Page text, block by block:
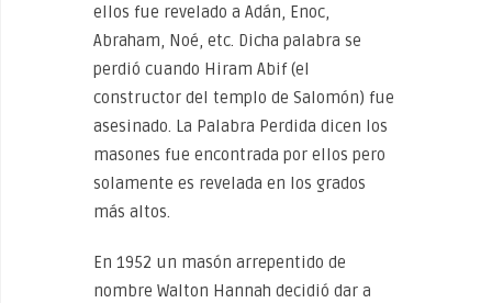
ellos fue revelado a Adán, Enoc,
Abraham, Noé, etc. Dicha palabra se
perdió cuando Hiram Abif (el
constructor del templo de Salomón) fue
asesinado. La Palabra Perdida dicen los
masones fue encontrada por ellos pero
solamente es revelada en los grados
más altos.
En 1952 un masón arrepentido de
nombre Walton Hannah decidió dar a